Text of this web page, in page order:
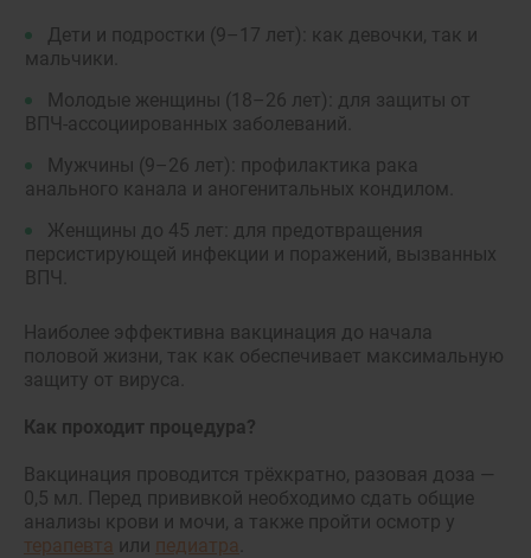
Дети и подростки (9–17 лет): как девочки, так и
мальчики.
Молодые женщины (18–26 лет): для защиты от
ВПЧ-ассоциированных заболеваний.
Мужчины (9–26 лет): профилактика рака
анального канала и аногенитальных кондилом.
Женщины до 45 лет: для предотвращения
персистирующей инфекции и поражений, вызванных
ВПЧ.
Наиболее эффективна вакцинация до начала
половой жизни, так как обеспечивает максимальную
защиту от вируса.
Как проходит процедура?
Вакцинация проводится трёхкратно, разовая доза —
0,5 мл. Перед прививкой необходимо сдать общие
анализы крови и мочи, а также пройти осмотр у
терапевта или педиатра